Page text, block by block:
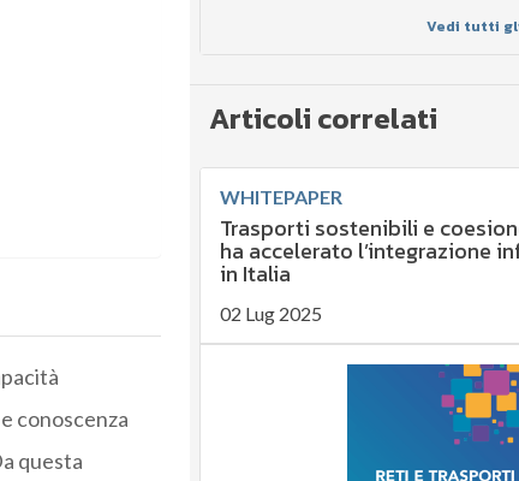
conoscenza
questa
Vedi tutti
Articoli correlati
WHITEPAPER
Trasporti sostenibili e
ha accelerato l’integrazione
in Italia
02 Lug 2025